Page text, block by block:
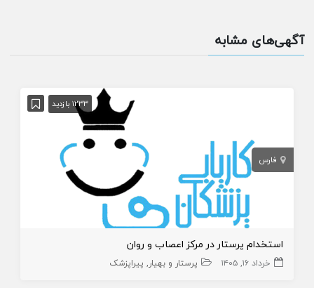
آگهی‌های مشابه
1233 بازدید
فارس
استخدام پرستار در مرکز اعصاب و روان
خرداد ۱۶, ۱۴۰۵ پرستار و بهیار پیراپزشک